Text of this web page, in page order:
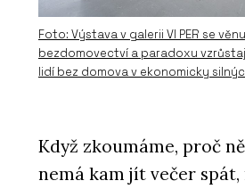
Foto: Výstava v galerii VI PER se
bezdomovectví a paradoxu
lidí bez domova v ekonomicky
Když zkoumáme, proč
nemá kam jít večer spát,